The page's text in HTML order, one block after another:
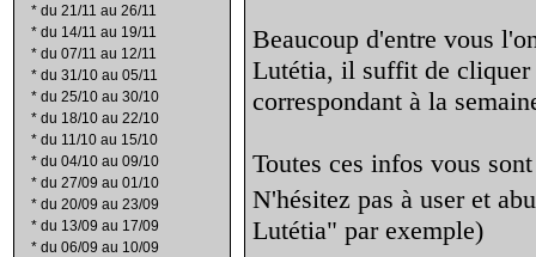
* du 21/11 au 26/11
* du 14/11 au 19/11
* du 07/11 au 12/11
* du 31/10 au 05/11
* du 25/10 au 30/10
* du 18/10 au 22/10
* du 11/10 au 15/10
* du 04/10 au 09/10
* du 27/09 au 01/10
* du 20/09 au 23/09
* du 13/09 au 17/09
* du 06/09 au 10/09
Beaucoup d'entre vous
Lutétia, il suffit de cliquer
correspondant à la
Toutes ces infos vous
N'hésitez pas à user et
Lutétia" par exemple)